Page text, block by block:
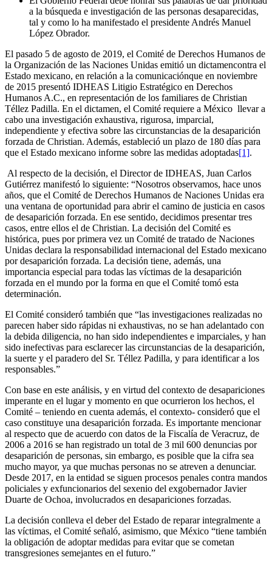
a la búsqueda e investigación de las personas desaparecidas,
tal y como lo ha manifestado el presidente Andrés Manuel
López Obrador.
El pasado 5 de agosto de 2019, el Comité de Derechos Humanos de
la Organización de las Naciones Unidas emitió un dictamencontra el
Estado mexicano, en relación a la comunicaciónque en noviembre
de 2015 presentó IDHEAS Litigio Estratégico en Derechos
Humanos A.C., en representación de los familiares de Christian
Téllez Padilla. En el dictamen, el Comité requiere a México llevar a
cabo una investigación exhaustiva, rigurosa, imparcial,
independiente y efectiva sobre las circunstancias de la desaparición
forzada de Christian. Además, estableció un plazo de 180 días para
que el Estado mexicano informe sobre las medidas adoptadas[1].
Al respecto de la decisión, el Director de IDHEAS, Juan Carlos
Gutiérrez manifestó lo siguiente: “Nosotros observamos, hace unos
años, que el Comité de Derechos Humanos de Naciones Unidas era
una ventana de oportunidad para abrir el camino de justicia en casos
de desaparición forzada. En ese sentido, decidimos presentar tres
casos, entre ellos el de Christian. La decisión del Comité es
histórica, pues por primera vez un Comité de tratado de Naciones
Unidas declara la responsabilidad internacional del Estado mexicano
por desaparición forzada. La decisión tiene, además, una
importancia especial para todas las víctimas de la desaparición
forzada en el mundo por la forma en que el Comité tomó esta
determinación.
El Comité consideró también que “las investigaciones realizadas no
parecen haber sido rápidas ni exhaustivas, no se han adelantado con
la debida diligencia, no han sido independientes e imparciales, y han
sido inefectivas para esclarecer las circunstancias de la desaparición,
la suerte y el paradero del Sr. Téllez Padilla, y para identificar a los
responsables.”
Con base en este análisis, y en virtud del contexto de desapariciones
imperante en el lugar y momento en que ocurrieron los hechos, el
Comité – teniendo en cuenta además, el contexto- consideró que el
caso constituye una desaparición forzada. Es importante mencionar
al respecto que de acuerdo con datos de la Fiscalía de Veracruz, de
2006 a 2016 se han registrado un total de 3 mil 600 denuncias por
desaparición de personas, sin embargo, es posible que la cifra sea
mucho mayor, ya que muchas personas no se atreven a denunciar.
Desde 2017, en la entidad se siguen procesos penales contra mandos
policiales y exfuncionarios del sexenio del exgobernador Javier
Duarte de Ochoa, involucrados en desapariciones forzadas.
La decisión conlleva el deber del Estado de reparar integralmente a
las víctimas, el Comité señaló, asimismo, que México “tiene también
la obligación de adoptar medidas para evitar que se cometan
transgresiones semejantes en el futuro.”